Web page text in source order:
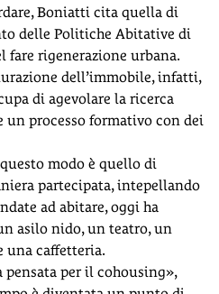
Boniatti cita quella di
delle Politiche Abitative di
fare rigenerazione urbana.
dell’immobile, infatti,
di agevolare la ricerca
un processo formativo con dei
modo è quello di
partecipata, intepellando
ad abitare, oggi ha
asilo nido, un teatro, un
una caffetteria.
pensata per il cohousing»,